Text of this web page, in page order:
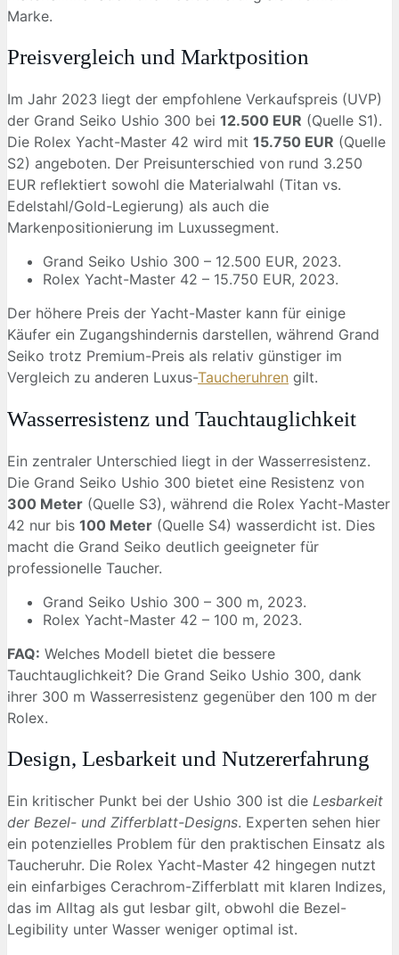
Marke.
Preisvergleich und Marktposition
Im Jahr 2023 liegt der empfohlene Verkaufspreis (UVP)
der Grand Seiko Ushio 300 bei 12.500 EUR (Quelle S1).
Die Rolex Yacht-Master 42 wird mit 15.750 EUR (Quelle
S2) angeboten. Der Preisunterschied von rund 3.250
EUR reflektiert sowohl die Materialwahl (Titan vs.
Edelstahl/Gold-Legierung) als auch die
Markenpositionierung im Luxussegment.
Grand Seiko Ushio 300 – 12.500 EUR, 2023.
Rolex Yacht-Master 42 – 15.750 EUR, 2023.
Der höhere Preis der Yacht-Master kann für einige
Käufer ein Zugangshindernis darstellen, während Grand
Seiko trotz Premium-Preis als relativ günstiger im
Vergleich zu anderen Luxus-Taucheruhren gilt.
Wasserresistenz und Tauchtauglichkeit
Ein zentraler Unterschied liegt in der Wasserresistenz.
Die Grand Seiko Ushio 300 bietet eine Resistenz von
300 Meter (Quelle S3), während die Rolex Yacht-Master
42 nur bis 100 Meter (Quelle S4) wasserdicht ist. Dies
macht die Grand Seiko deutlich geeigneter für
professionelle Taucher.
Grand Seiko Ushio 300 – 300 m, 2023.
Rolex Yacht-Master 42 – 100 m, 2023.
FAQ: Welches Modell bietet die bessere
Tauchtauglichkeit? Die Grand Seiko Ushio 300, dank
ihrer 300 m Wasserresistenz gegenüber den 100 m der
Rolex.
Design, Lesbarkeit und Nutzererfahrung
Ein kritischer Punkt bei der Ushio 300 ist die Lesbarkeit
der Bezel- und Zifferblatt-Designs. Experten sehen hier
ein potenzielles Problem für den praktischen Einsatz als
Taucheruhr. Die Rolex Yacht-Master 42 hingegen nutzt
ein einfarbiges Cerachrom-Zifferblatt mit klaren Indizes,
das im Alltag als gut lesbar gilt, obwohl die Bezel-
Legibility unter Wasser weniger optimal ist.